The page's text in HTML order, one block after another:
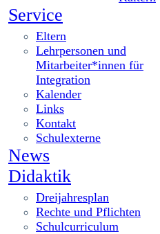
Service
Eltern
Lehrpersonen und
Mitarbeiter*innen für
Integration
Kalender
Links
Kontakt
Schulexterne
News
Didaktik
Dreijahresplan
Rechte und Pflichten
Schulcurriculum